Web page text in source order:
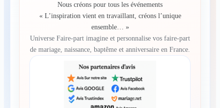
Nous créons pour tous les événements
« L’inspiration vient en travaillant, créons l’unique
ensemble… »
Universe Faire-part imagine et personnalise vos faire-part
de mariage, naissance, baptême et anniversaire en France.